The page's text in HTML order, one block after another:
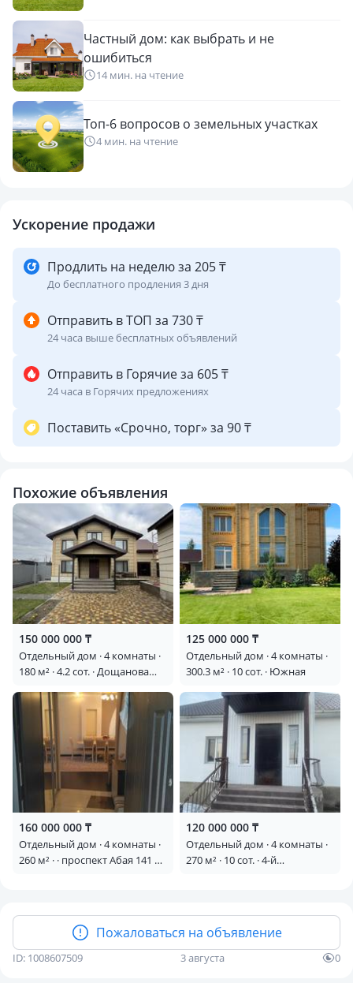
Частный дом: как выбрать и не
ошибиться
14 мин. на чтение
Топ-6 вопросов о земельных участках
4 мин. на чтение
Ускорение продажи
Продлить на неделю за 205 ₸
До бесплатного продления 3 дня
Отправить в ТОП за 730 ₸
24 часа выше бесплатных объявлений
Отправить в Горячие за 605 ₸
24 часа в Горячих предложениях
Поставить «Срочно, торг» за 90 ₸
Похожие объявления
150 000 000 ₸
Отдельный дом · 4 комнаты ·
180 м² · 4.2 сот. · Дощанова
125 000 000 ₸
Отдельный дом · 4 комнаты ·
300.3 м² · 10 сот. · Южная
160 000 000 ₸
Отдельный дом · 4 комнаты ·
260 м² · · проспект Абая 141 —
120 000 000 ₸
Отдельный дом · 4 комнаты ·
270 м² · 10 сот. · 4-й
Пожаловаться на объявление
ID: 1008607509 3 августа 0